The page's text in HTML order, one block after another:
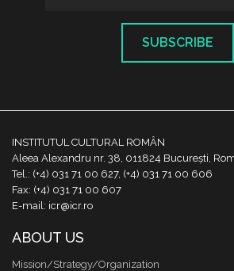
SUBSCRIBE
INSTITUTUL CULTURAL ROMÂN
Aleea Alexandru nr. 38, 011824 București,
Tel.: (+4) 031 71 00 627, (+4) 031 71 00 606
Fax: (+4) 031 71 00 607
E-mail: icr@icr.ro
ABOUT US
Mission/Strategy/Organization